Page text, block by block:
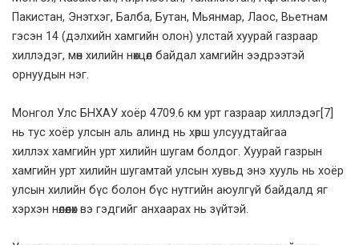
Пакистан, Энэтхэг, Балба, Бутан, Мьянмар, Лаос, Вьетнам
гэсэн 14 (дэлхийн хамгийн олон) улстай хуурай газраар
хиллэдэг, мөн хилийн нөхцөл байдал хамгийн ээдрээтэй
орнуудын нэг.
Монгол Улс БНХАУ хоёр 4709.6 км урт газраар хиллэдэг[7]
нь тус хоёр улсын аль алинд нь хөрш улсуудтайгаа
хиллэх хамгийн урт хилийн шугам болдог. Хуурай газрын
хамгийн урт хилийн шугамтай улсын хувьд энэ хууль нь хоёр
улсын хилийн бүс болон бүс нутгийн аюулгүй байдалд яг
хэрхэн нөлөөлөх вэ гэдгийг анхаарах нь зүйтэй.